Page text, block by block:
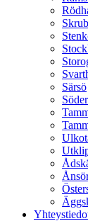
Särsö